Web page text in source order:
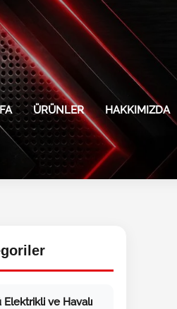
ÜRÜNLER HAKKIMIZDA
Elektrikli ve Havalı